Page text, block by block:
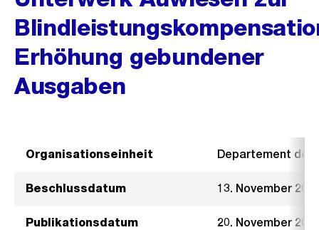
Erhöhung gebundener
Ausgaben
Organisationseinheit Departement der
Beschlussdatum 13. November
Publikationsdatum 20. November